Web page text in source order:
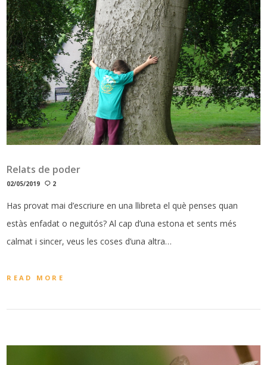
Relats de poder
02/05/2019 2
Has provat mai d’escriure en una llibreta el què penses quan
estàs enfadat o neguitós? Al cap d’una estona et sents més
calmat i sincer, veus les coses d’una altra…
READ MORE